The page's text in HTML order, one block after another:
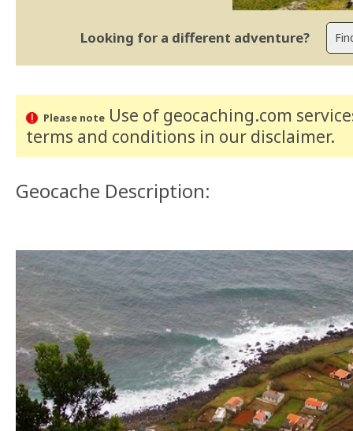
Looking for a different adventure?
Please noteUse of geocaching.com
terms and conditions in our disclaimer.
Geocache Description: